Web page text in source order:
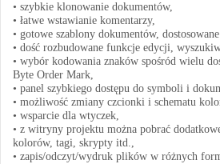
• szybkie klonowanie dokumentów,
• łatwe wstawianie komentarzy,
• gotowe szablony dokumentów,
• dość rozbudowane funkcje edycji,
• wybór kodowania znaków spośród wielu
Byte Order Mark,
• panel szybkiego dostępu do symboli i
• możliwość zmiany czcionki i schematu
• wsparcie dla wtyczek,
• z witryny projektu można pobrać
kolorów, tagi, skrypty itd.,
• zapis/odczyt/wydruk plików w różnych